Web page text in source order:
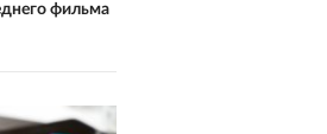
фильма